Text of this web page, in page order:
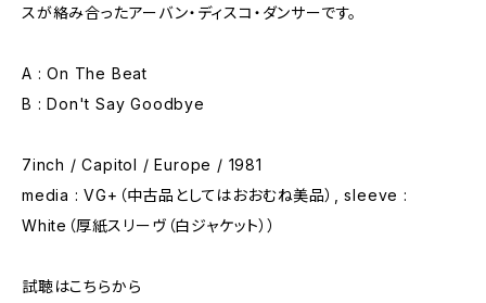
スが絡み合ったアーバン・ディスコ・ダンサーです。
A : On The Beat
B : Don't Say Goodbye
7inch / Capitol / Europe / 1981
media : VG+（中古品としてはおおむね美品）, sleeve :
White（厚紙スリーヴ（白ジャケット））
試聴はこちらから